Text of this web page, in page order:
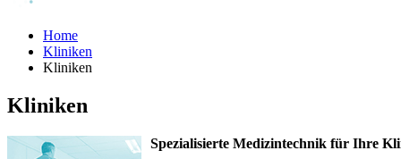
Home
Kliniken
Kliniken
Kliniken
Spezialisierte Medizintechnik für Ihre